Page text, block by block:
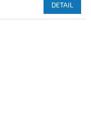
DETAIL